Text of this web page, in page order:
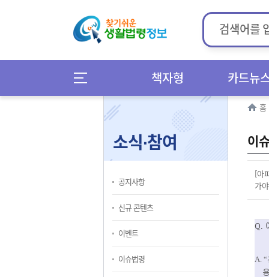
책자형 카드뉴
소식∙참여
공지사항
신규 콘텐츠
이벤트
이슈법령
홈
이
[아
가
Q.
A.“